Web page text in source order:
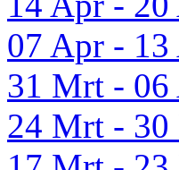
07 Apr - 13
31 Mrt - 06
24 Mrt - 30